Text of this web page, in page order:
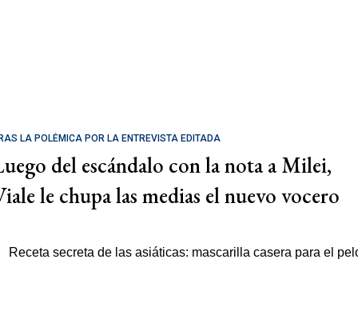
LA POLÉMICA POR LA ENTREVISTA EDITADA
del escándalo con la nota a Milei,
le chupa las medias el nuevo vocero